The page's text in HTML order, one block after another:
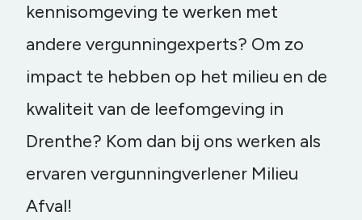
kennisomgeving te werken met
andere vergunningexperts? Om zo
impact te hebben op het milieu en de
kwaliteit van de leefomgeving in
Drenthe? Kom dan bij ons werken als
ervaren vergunningverlener Milieu
Afval!